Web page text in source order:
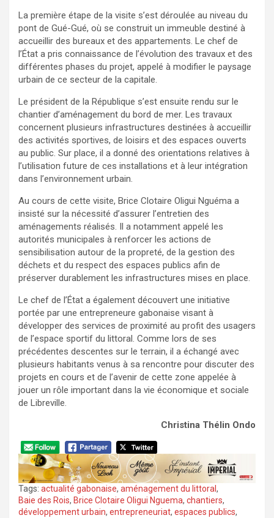
La première étape de la visite s’est déroulée au niveau du
pont de Gué-Gué, où se construit un immeuble destiné à
accueillir des bureaux et des appartements. Le chef de
l’État a pris connaissance de l’évolution des travaux et des
différentes phases du projet, appelé à modifier le paysage
urbain de ce secteur de la capitale.
Le président de la République s’est ensuite rendu sur le
chantier d’aménagement du bord de mer. Les travaux
concernent plusieurs infrastructures destinées à accueillir
des activités sportives, de loisirs et des espaces ouverts
au public. Sur place, il a donné des orientations relatives à
l’utilisation future de ces installations et à leur intégration
dans l’environnement urbain.
Au cours de cette visite, Brice Clotaire Oligui Nguéma a
insisté sur la nécessité d’assurer l’entretien des
aménagements réalisés. Il a notamment appelé les
autorités municipales à renforcer les actions de
sensibilisation autour de la propreté, de la gestion des
déchets et du respect des espaces publics afin de
préserver durablement les infrastructures mises en place.
Le chef de l’État a également découvert une initiative
portée par une entrepreneure gabonaise visant à
développer des services de proximité au profit des usagers
de l’espace sportif du littoral. Comme lors de ses
précédentes descentes sur le terrain, il a échangé avec
plusieurs habitants venus à sa rencontre pour discuter des
projets en cours et de l’avenir de cette zone appelée à
jouer un rôle important dans la vie économique et sociale
de Libreville.
Christina Thélin Ondo
Tags: actualité gabonaise, aménagement du littoral,
Baie des Rois, Brice Clotaire Oligui Nguema, chantiers,
développement urbain, entrepreneuriat, espaces publics,